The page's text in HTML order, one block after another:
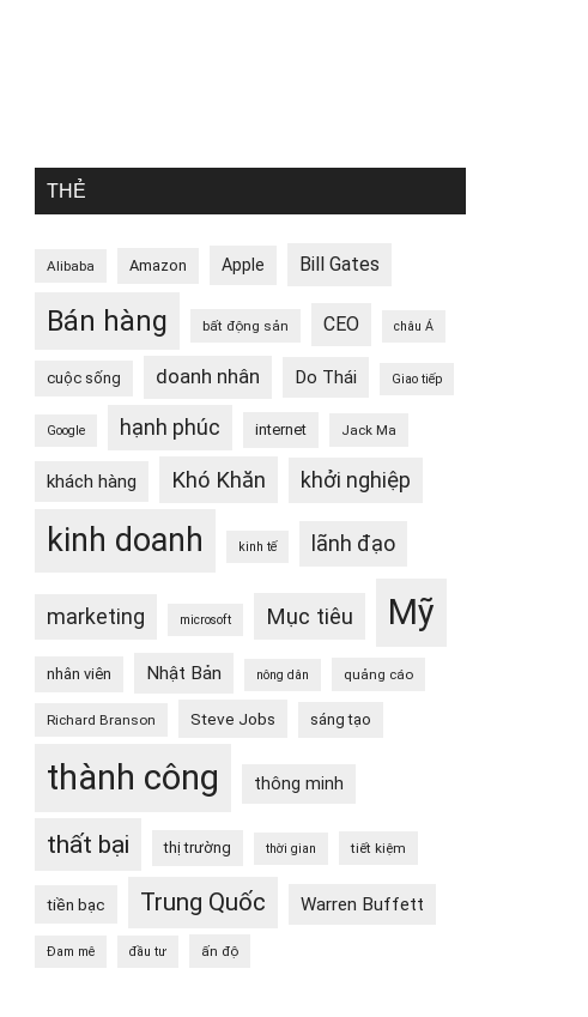
THẺ
Alibaba Amazon Apple Bill Gates
Bán hàng bất động sản CEO châu Á
cuộc sống doanh nhân Do Thái Giao tiếp
Google hạnh phúc internet Jack Ma
khách hàng Khó Khăn khởi nghiệp
kinh doanh kinh tế lãnh đạo
marketing microsoft Mục tiêu Mỹ
nhân viên Nhật Bản nông dân quảng cáo
Richard Branson Steve Jobs sáng tạo
thành công thông minh
thất bại thị trường thời gian tiết kiệm
tiền bạc Trung Quốc Warren Buffett
Đam mê đầu tư ấn độ